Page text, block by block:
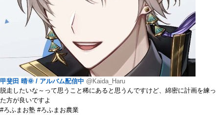
甲斐田 晴🌞 / アルバム配信中 @Kaida_Haru
脱走したいな～って思うこと稀にあると思うんですけど、綿密に計画を練っ
た方が良いですよ
#ろふまお塾 #ろふまお農業